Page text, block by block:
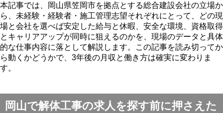
本記事では、岡山県笠岡市を拠点とする総合建設会社の立場か
ら、未経験・経験者・施工管理志望それぞれにとって、どの現
場と会社を選べば安定した給与と休暇、安全な環境、資格取得
とキャリアアップが同時に狙えるのかを、現場のデータと具体
的な仕事内容に落として解説します。この記事を読み切ってか
ら動くかどうかで、3年後の月収と働き方は確実に変わりま
す。
岡山で解体工事の求人を探す前に押さえた